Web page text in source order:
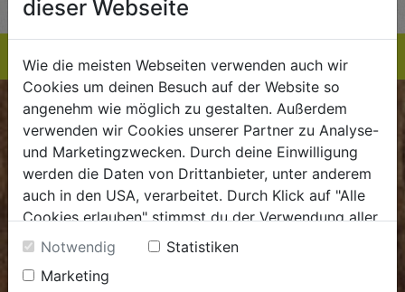
BIOKISTE
Kundenservice
Mo - Do: 8.00 - 16.00 Uhr
Fr: 8.00 - 15.00 Uhr
.dieBiokiste@biohof.at
.+43 7272 2597
dieser Webseite
Wie die meisten Webseiten verwenden auch wir
Cookies um deinen Besuch auf der Website so
angenehm wie möglich zu gestalten. Außerdem
verwenden wir Cookies unserer Partner zu Analyse-
und Marketingzwecken. Durch deine Einwilligung
werden die Daten von Drittanbieter, unter anderem
auch in den USA, verarbeitet. Durch Klick auf "Alle
Cookies erlauben" stimmst du der Verwendung aller
Cookies zu. Unter "Details anzeigen" findest du alle
Infos zu den unterschiedlichen Cookies, du kannst
auch entscheiden, welche Cookies du erlauben
Notwendig
Statistiken
Marketing